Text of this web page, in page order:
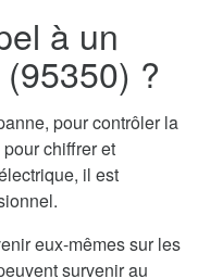
à un
?
pour contrôler la
chiffrer et
il est
eux-mêmes sur les
survenir au